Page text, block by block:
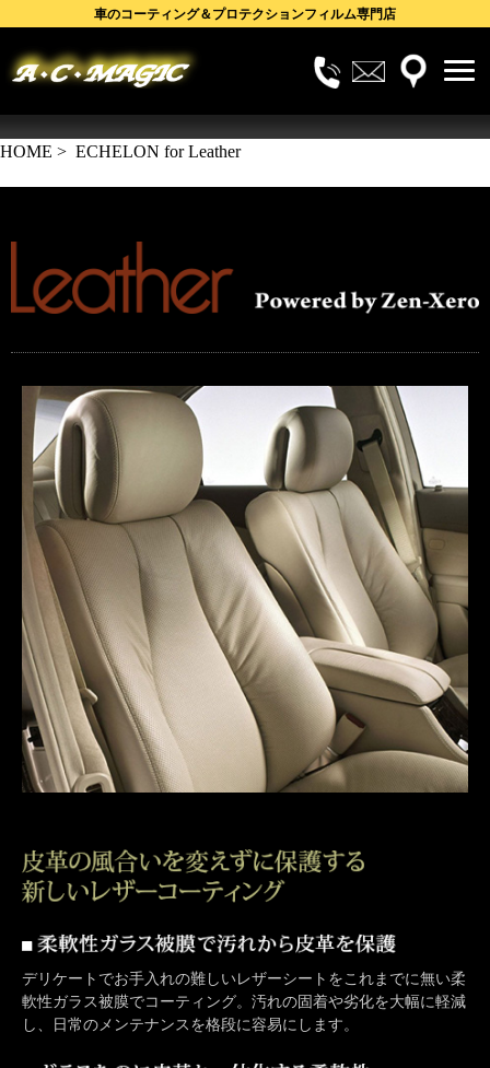
車のコーティング＆プロテクションフィルム専門店
株式会社A・C・MAGIC
の
で
合
せ
HOME > ECHELON for Leather
デリケートでお手入れの難しいレザーシートをこれまでに無い柔
軟性ガラス被膜でコーティング。汚れの固着や劣化を大幅に軽減
し、日常のメンテナンスを格段に容易にします。